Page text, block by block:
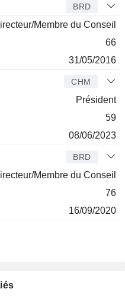
BRD
Membre du Conseil
66
31/05/2016
CHM
Président
59
08/06/2023
BRD
Membre du Conseil
76
16/09/2020